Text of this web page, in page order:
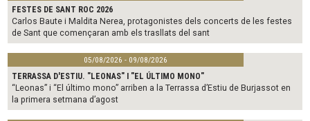
FESTES DE SANT ROC 2026
Carlos Baute i Maldita Nerea, protagonistes dels concerts de les festes
de Sant que començaran amb els trasllats del sant
05/08/2026 - 09/08/2026
TERRASSA D'ESTIU. "LEONAS" I "EL ÚLTIMO MONO"
“Leonas” i “El último mono” arriben a la Terrassa d’Estiu de Burjassot en
la primera setmana d’agost